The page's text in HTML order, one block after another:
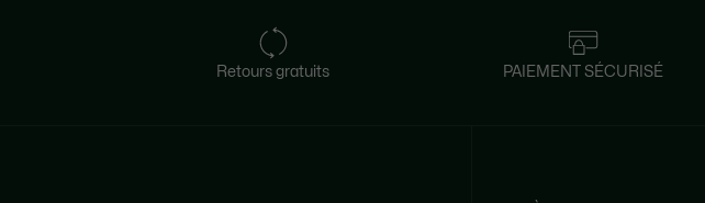
Retours gratuits PAIEMENT SÉCURISÉ